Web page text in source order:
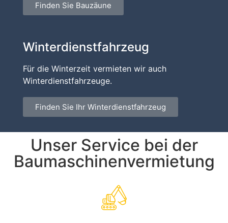
Finden Sie Bauzäune
Winterdienstfahrzeug
Für die Winterzeit vermieten wir auch
Winterdienstfahrzeuge.
Finden Sie Ihr Winterdienstfahrzeug
Unser Service bei der
Baumaschinenvermietung